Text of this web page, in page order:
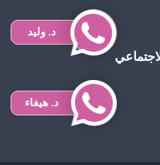
د. وليد
د. هيفاء